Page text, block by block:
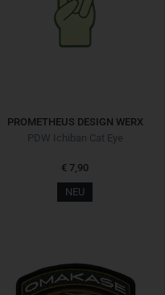
PROMETHEUS DESIGN WERX
PDW Ichiban Cat Eye
€ 7,90
NEU